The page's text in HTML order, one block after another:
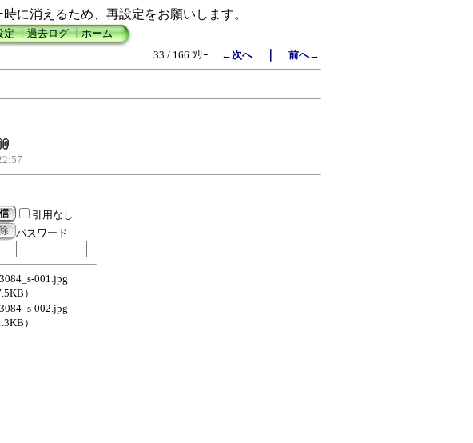
に消えるため、再設定をお願いします。
定┃過去ログ┃ホーム
33 / 166 ﾂﾘｰ
←次へ｜ 前へ→
引用なし
パスワード
3084_s-001.jpg
）
3084_s-002.jpg
）